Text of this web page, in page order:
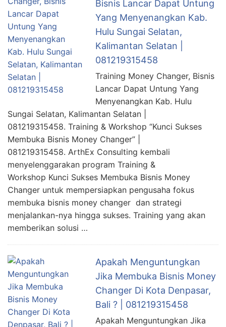
Bisnis Lancar Dapat Untung
Yang Menyenangkan Kab.
Hulu Sungai Selatan,
Kalimantan Selatan |
081219315458
Training Money Changer, Bisnis
Lancar Dapat Untung Yang
Menyenangkan Kab. Hulu
Sungai Selatan, Kalimantan Selatan |
081219315458. Training & Workshop “Kunci Sukses
Membuka Bisnis Money Changer” |
081219315458. ArthEx Consulting kembali
menyelenggarakan program Training &
Workshop Kunci Sukses Membuka Bisnis Money
Changer untuk mempersiapkan pengusaha fokus
membuka bisnis money changer dan strategi
menjalankan-nya hingga sukses. Training yang akan
memberikan solusi …
Apakah Menguntungkan
Jika Membuka Bisnis Money
Changer Di Kota Denpasar,
Bali ? | 081219315458
Apakah Menguntungkan Jika